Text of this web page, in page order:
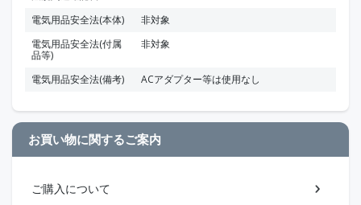
電気用品安全法(本体)
非対象
電気用品安全法(付属
品等)
非対象
電気用品安全法(備考) ACアダプター等は使用なし
お買い物に関するご案内
ご購入について